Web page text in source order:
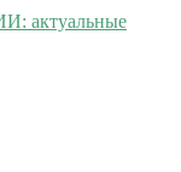
актуальные